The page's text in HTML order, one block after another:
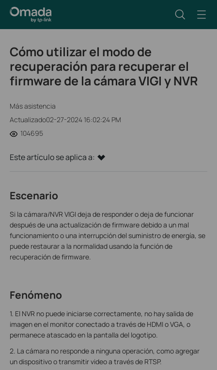
Cómo utilizar el modo de
recuperación para recuperar el
firmware de la cámara VIGI y NVR
Más asistencia
Actualizado02-27-2024 16:02:24 PM
104695
Este artículo se aplica a:
Escenario
Si la cámara/NVR VIGI deja de responder o deja de funcionar
después de una actualización de firmware debido a un mal
funcionamiento o una interrupción del suministro de energía, se
puede restaurar a la normalidad usando la función de
recuperación de firmware.
Fenómeno
1. El NVR no puede iniciarse correctamente, no hay salida de
imagen en el monitor conectado a través de HDMI o VGA, o
permanece atascado en la pantalla del logotipo.
2. La cámara no responde a ninguna operación, como agregar
un dispositivo o transmitir video a través de RTSP.